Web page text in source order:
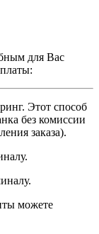
для Вас
Этот способ
без комиссии
заказа).
можете